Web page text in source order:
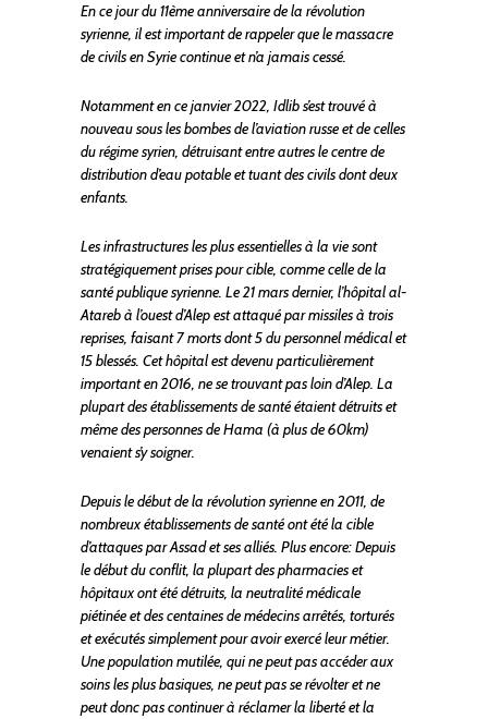
En ce jour du 11ème anniversaire de la révolution
syrienne, il est important de rappeler que le massacre
de civils en Syrie continue et n’a jamais cessé.
Notamment en ce janvier 2022, Idlib s’est trouvé à
nouveau sous les bombes de l’aviation russe et de celles
du régime syrien, détruisant entre autres le centre de
distribution d’eau potable et tuant des civils dont deux
enfants.
Les infrastructures les plus essentielles à la vie sont
stratégiquement prises pour cible, comme celle de la
santé publique syrienne. Le 21 mars dernier, l’hôpital al-
Atareb à l’ouest d’Alep est attaqué par missiles à trois
reprises, faisant 7 morts dont 5 du personnel médical et
15 blessés. Cet hôpital est devenu particulièrement
important en 2016, ne se trouvant pas loin d’Alep. La
plupart des établissements de santé étaient détruits et
même des personnes de Hama (à plus de 60km)
venaient s’y soigner.
Depuis le début de la révolution syrienne en 2011, de
nombreux établissements de santé ont été la cible
d’attaques par Assad et ses alliés. Plus encore: Depuis
le début du conflit, la plupart des pharmacies et
hôpitaux ont été détruits, la neutralité médicale
piétinée et des centaines de médecins arrêtés, torturés
et exécutés simplement pour avoir exercé leur métier.
Une population mutilée, qui ne peut pas accéder aux
soins les plus basiques, ne peut pas se révolter et ne
peut donc pas continuer à réclamer la liberté et la